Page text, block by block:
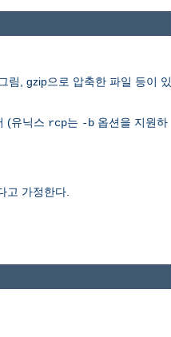
림, gzip으로 압축한 파일 등이 있
(유닉스 rcp는 -b 옵션을 지원하
고 가정한다.